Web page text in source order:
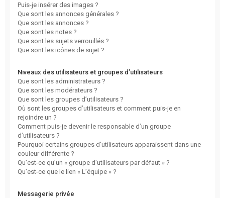
Puis-je insérer des images ?
Que sont les annonces générales ?
Que sont les annonces ?
Que sont les notes ?
Que sont les sujets verrouillés ?
Que sont les icônes de sujet ?
Niveaux des utilisateurs et groupes d’utilisateurs
Que sont les administrateurs ?
Que sont les modérateurs ?
Que sont les groupes d’utilisateurs ?
Où sont les groupes d’utilisateurs et comment puis-je en
rejoindre un ?
Comment puis-je devenir le responsable d’un groupe
d’utilisateurs ?
Pourquoi certains groupes d’utilisateurs apparaissent dans une
couleur différente ?
Qu’est-ce qu’un « groupe d’utilisateurs par défaut » ?
Qu’est-ce que le lien « L’équipe » ?
Messagerie privée